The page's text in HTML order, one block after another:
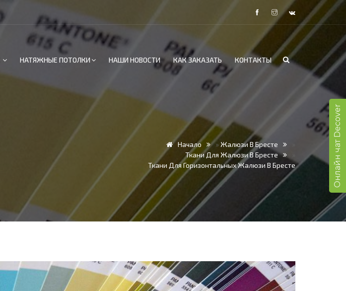
НАТЯЖНЫЕ ПОТОЛКИ НАШИ НОВОСТИ КАК ЗАКАЗАТЬ КОНТАКТЫ
Начало » Жалюзи В Бресте
Ткани Для Жалюзи В Бресте
Ткани Для Горизонтальных Жалюзи В Бресте
Онлайн чат Decover